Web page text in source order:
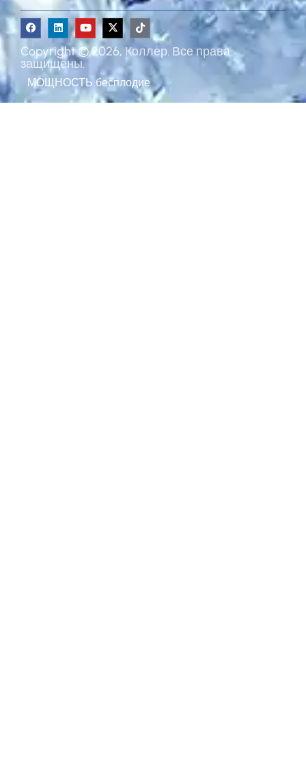
Copyright © 2026, Коллер. Все права
защищены.
МОЩНОСТЬ бесплодие